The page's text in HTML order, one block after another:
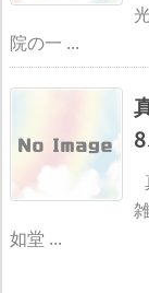
院の一 ...
如堂 ...